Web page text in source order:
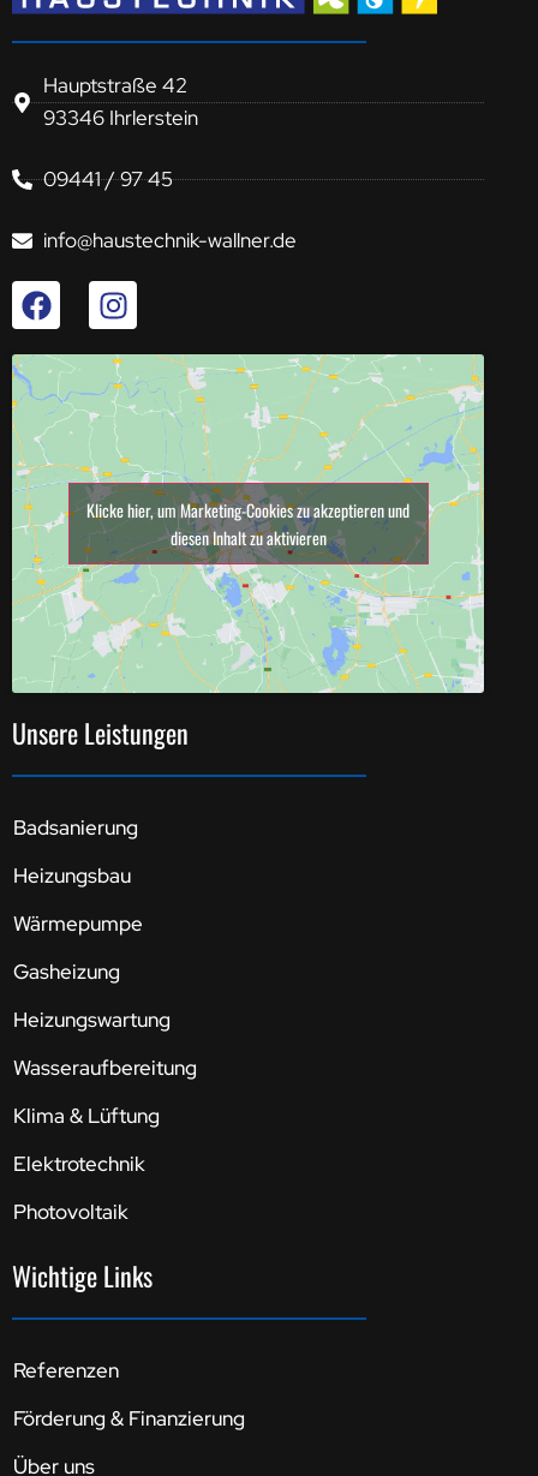
Hauptstraße 42
93346 Ihrlerstein
09441 / 97 45
info@haustechnik-wallner.de
Klicke hier, um Marketing-Cookies zu akzeptieren und
diesen Inhalt zu aktivieren
Unsere Leistungen
Badsanierung
Heizungsbau
Wärmepumpe
Gasheizung
Heizungswartung
Wasseraufbereitung
Klima & Lüftung
Elektrotechnik
Photovoltaik
Wichtige Links
Referenzen
Förderung & Finanzierung
Über uns